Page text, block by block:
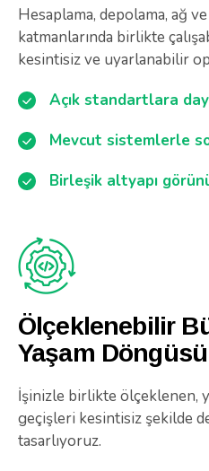
Hesaplama, depolama, ağ
katmanlarında birlikte
kesintisiz ve uyarlanabilir
Açık standartlara
Mevcut sistemlerle
Birleşik altyapı
Ölçeklenebilir
Yaşam
İşinizle birlikte ölçeklenen,
geçişleri kesintisiz şekilde
tasarlıyoruz.